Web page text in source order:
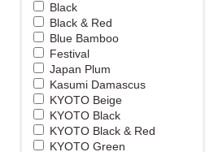
Black
Black & Red
Blue Bamboo
Festival
Japan Plum
Kasumi Damascus
KYOTO Beige
KYOTO Black
KYOTO Black & Red
KYOTO Green